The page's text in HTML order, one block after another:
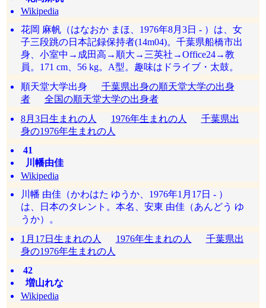
Wikipedia
花岡 麻帆（はなおか まほ、1976年8月3日 - ）は、女
子三段跳の日本記録保持者(14m04)。千葉県船橋市出
身、小室中→成田高→順大→三英社→Office24→教
員。171 cm、56 kg。A型。趣味はドライブ・太鼓。
順天堂大学出身 千葉県出身の順天堂大学の出身
者
全国の順天堂大学の出身者
8月3日生まれの人
1976年生まれの人
千葉県出
身の1976年生まれの人
41
川幡由佳
Wikipedia
川幡 由佳（かわはた ゆうか、1976年1月17日 - ）
は、日本のタレント。本名、安東 由佳（あんどう ゆ
うか）。
1月17日生まれの人
1976年生まれの人
千葉県出
身の1976年生まれの人
42
増山れな
Wikipedia